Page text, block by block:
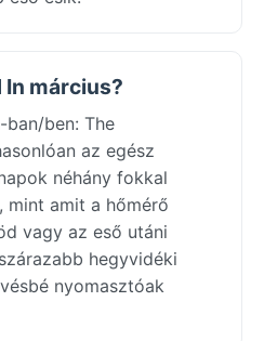
In március?
ban/ben: The
az egész
néhány fokkal
mint amit a hőmérő
vagy az eső utáni
hegyvidéki
nyomasztóak